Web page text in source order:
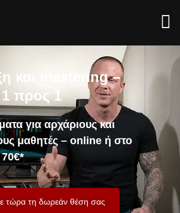
και mastering –
προς 1
για αρχάριους και
μαθητές – online ή στο
τώρα τη δωρεάν θέση σας